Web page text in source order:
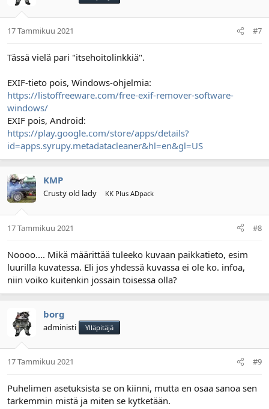
17 Tammikuu 2021 #7
Tässä vielä pari "itsehoitolinkkiä".
EXIF-tieto pois, Windows-ohjelmia:
https://listoffreeware.com/free-exif-remover-software-
windows/
EXIF pois, Android:
https://play.google.com/store/apps/details?
id=apps.syrupy.metadatacleaner&hl=en&gl=US
KMP
Crusty old lady KK Plus ADpack
17 Tammikuu 2021 #8
Noooo.... Mikä määrittää tuleeko kuvaan paikkatieto, esim
luurilla kuvatessa. Eli jos yhdessä kuvassa ei ole ko. infoa,
niin voiko kuitenkin jossain toisessa olla?
borg
administi Ylläpitäjä
17 Tammikuu 2021 #9
Puhelimen asetuksista se on kiinni, mutta en osaa sanoa sen
tarkemmin mistä ja miten se kytketään.